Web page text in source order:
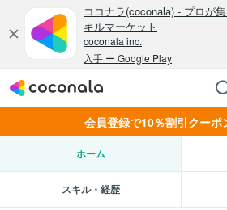
会員登録で10％割引クーポ
ホーム
スキル・経歴